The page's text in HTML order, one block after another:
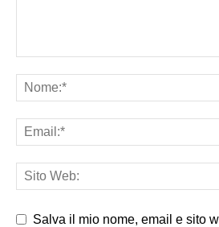
Salva il mio nome, email e sito